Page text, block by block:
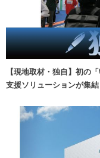
【現地取材・独自】初の
支援ソリューションが集結